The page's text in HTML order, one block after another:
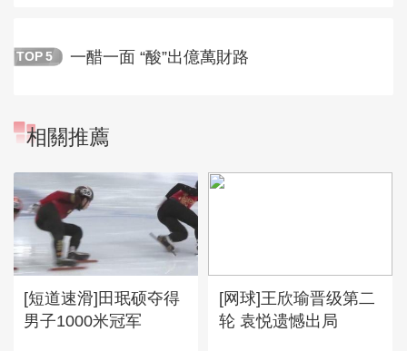
TOP 5 一醋一面 “酸”出億萬財路
相關推薦
[短道速滑]田珉硕夺得
男子1000米冠军
[网球]王欣瑜晋级第二
轮 袁悦遗憾出局